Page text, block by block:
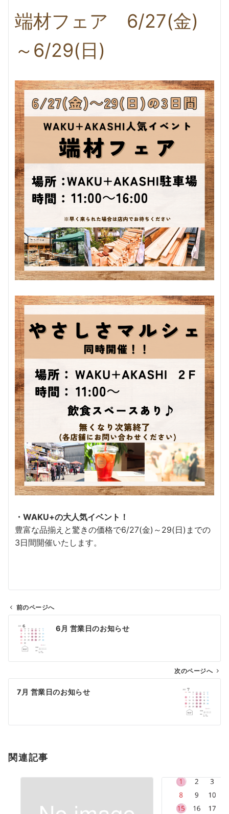
端材フェア 6/27(金)
～6/29(日)
・WAKU+の大人気イベント！
豊富な品揃えと驚きの価格で6/27(金)～29(日)までの
3日間開催いたします。
ビ
ン
前のページへ
6月 営業日のお知らせ
次のページへ
7月 営業日のお知らせ
関連記事